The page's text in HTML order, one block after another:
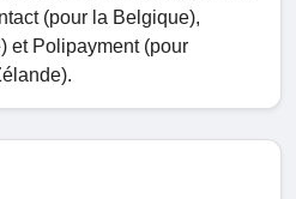
(pour la Belgique),
et Polipayment (pour